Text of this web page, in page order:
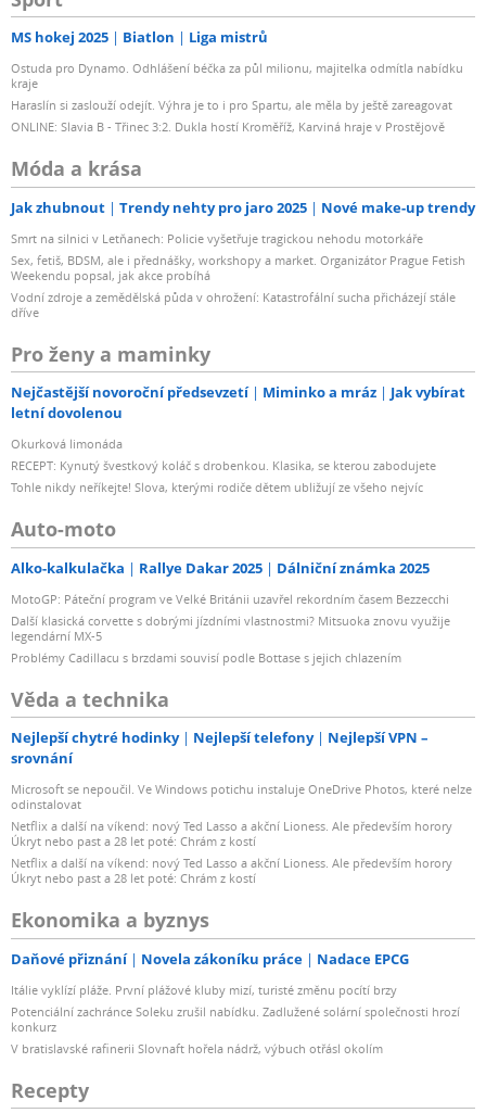
MS hokej 2025 Biatlon Liga mistrů
Ostuda pro Dynamo. Odhlášení béčka za půl milionu, majitelka odmítla nabídku
kraje
Haraslín si zaslouží odejít. Výhra je to i pro Spartu, ale měla by ještě zareagovat
ONLINE: Slavia B - Třinec 3:2. Dukla hostí Kroměříž, Karviná hraje v Prostějově
Móda a krása
Jak zhubnout Trendy nehty pro jaro 2025 Nové make-up trendy
Smrt na silnici v Letňanech: Policie vyšetřuje tragickou nehodu motorkáře
Sex, fetiš, BDSM, ale i přednášky, workshopy a market. Organizátor Prague Fetish
Weekendu popsal, jak akce probíhá
Vodní zdroje a zemědělská půda v ohrožení: Katastrofální sucha přicházejí stále
dříve
Pro ženy a maminky
Nejčastější novoroční předsevzetí Miminko a mráz
Jak vybírat
letní dovolenou
Okurková limonáda
RECEPT: Kynutý švestkový koláč s drobenkou. Klasika, se kterou zabodujete
Tohle nikdy neříkejte! Slova, kterými rodiče dětem ubližují ze všeho nejvíc
Auto-moto
Alko-kalkulačka Rallye Dakar 2025 Dálniční známka 2025
MotoGP: Páteční program ve Velké Británii uzavřel rekordním časem Bezzecchi
Další klasická corvette s dobrými jízdními vlastnostmi? Mitsuoka znovu využije
legendární MX-5
Problémy Cadillacu s brzdami souvisí podle Bottase s jejich chlazením
Věda a technika
Nejlepší chytré hodinky Nejlepší telefony
Nejlepší VPN –
srovnání
Microsoft se nepoučil. Ve Windows potichu instaluje OneDrive Photos, které nelze
odinstalovat
Netflix a další na víkend: nový Ted Lasso a akční Lioness. Ale především horory
Úkryt nebo past a 28 let poté: Chrám z kostí
Netflix a další na víkend: nový Ted Lasso a akční Lioness. Ale především horory
Úkryt nebo past a 28 let poté: Chrám z kostí
Ekonomika a byznys
Daňové přiznání Novela zákoníku práce Nadace EPCG
Itálie vyklízí pláže. První plážové kluby mizí, turisté změnu pocítí brzy
Potenciální zachránce Soleku zrušil nabídku. Zadlužené solární společnosti hrozí
konkurz
V bratislavské rafinerii Slovnaft hořela nádrž, výbuch otřásl okolím
Recepty